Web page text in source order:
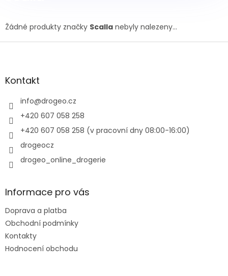
Žádné produkty značky Scalla nebyly nalezeny...
Z
aKontakt
info@drogeo.cz
+420 607 058 258
+420 607 058 258 (v pracovní dny 08:00-16:00)
drogeocz
drogeo_online_drogerie
Informace pro vás
Doprava a platba
Obchodní podmínky
Kontakty
Hodnocení obchodu